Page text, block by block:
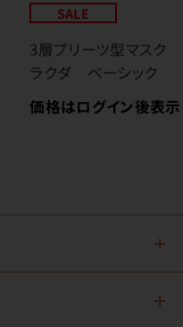
SALE
3層プリーツ型マスク
ラクダ ベーシック
価格はログイン後表示